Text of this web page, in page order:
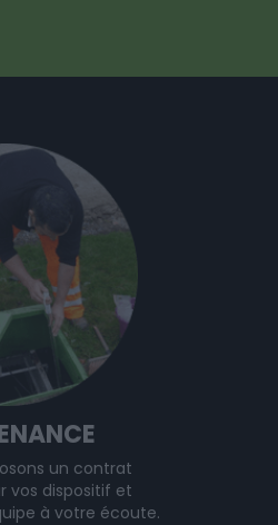
un contrat
vos dispositif et
à votre écoute.